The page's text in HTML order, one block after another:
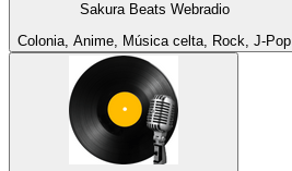
Sakura Beats Webradio
Colonia, Anime, Música celta, Rock, J-Pop